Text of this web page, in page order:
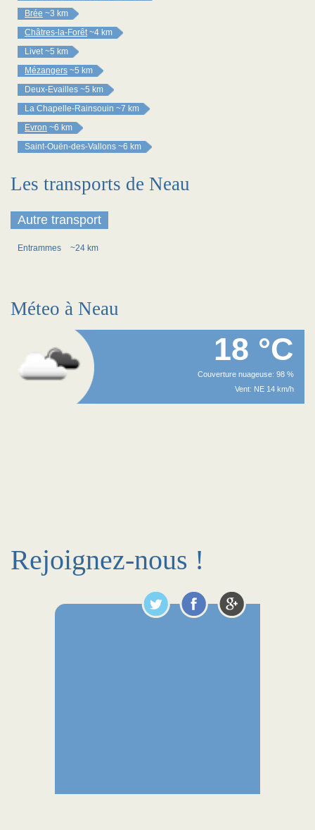
Brée ~3 km
Châtres-la-Forêt ~4 km
Livet ~5 km
Mézangers ~5 km
Deux-Evailles ~5 km
La Chapelle-Rainsouin ~7 km
Evron ~6 km
Saint-Ouën-des-Vallons ~6 km
Les transports de Neau
Autre transport
Entrammes ~24 km
Méteo à Neau
18 °C
Couverture nuageuse: 98 %
Vent: NE 14 km/h
Rejoignez-nous !